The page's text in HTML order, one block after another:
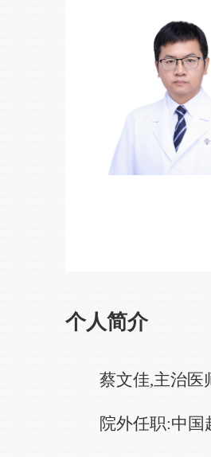
个人简介
蔡文佳,主治医
院外任职:中国